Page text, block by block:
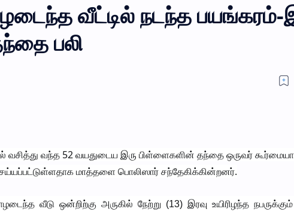
வீட்டில் நடந்த பயங்கரம்-
பலி
வசித்து வந்த 52 வயதுடைய இரு பிள்ளைகளின் தந்தை ஒருவர்
மாத்தளை பொலிஸார் சந்தேகிக்கின்றனர்.
வீடு ஒன்றிற்கு அருகில் நேற்று (13) இரவு உயிரிழந்த